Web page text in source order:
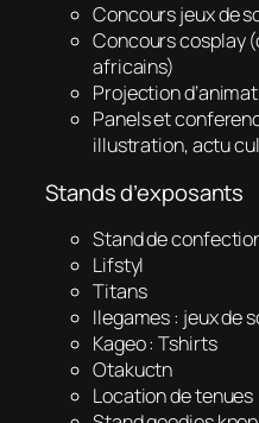
Concours jeux de
Concours cosplay
africains)
Projection
Panels et
illustration, actu
Stands d’exposants
Stand de
Lifstyl
Titans
Ilegames : jeux de
Kageo : Tshirts
Otakuctn
Location de tenues